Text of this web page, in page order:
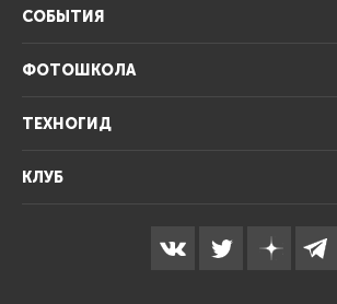
СОБЫТИЯ
ФОТОШКОЛА
ТЕХНОГИД
КЛУБ